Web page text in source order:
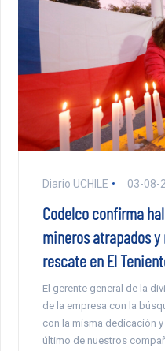
Diario UCHILE 03-08-
Codelco confirma
mineros atrapados
rescate en El
El gerente general de la
de la empresa con la
con la misma dedicación
último de nuestros